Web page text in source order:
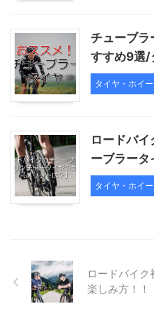
チューブラ
すすめ9選/
タイヤ・ホイ
ロードバ
ーブラータ
タイヤ・ホイ
ロードバイ
楽しみ方！！